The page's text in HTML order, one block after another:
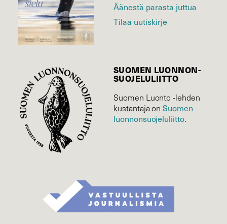
Äänestä parasta juttua
Tilaa uutiskirje
SUOMEN LUONNON­
SUOJELU­LIITTO
Suomen Luonto -lehden
kustantaja onSuomen
luonnonsuojelu­liitto.